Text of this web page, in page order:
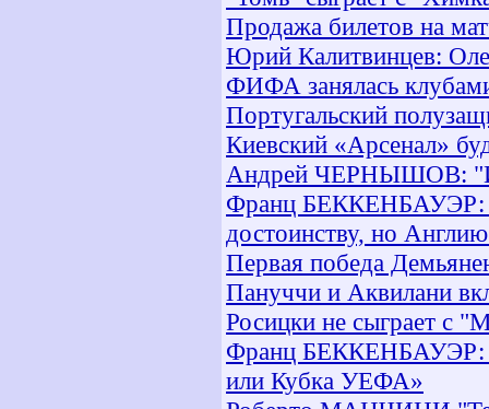
Продажа билетов на
Юрий Калитвинцев:
ФИФА занялась
Португальский
Киевский «Арсенал»
Андрей ЧЕРНЫШОВ:
Франц БЕККЕНБАУЭР:
достоинству, но
Первая победа
Пануччи и Аквилани
Росицки не сыграет с
Франц БЕККЕНБАУЭР:
или Кубка УЕФА»